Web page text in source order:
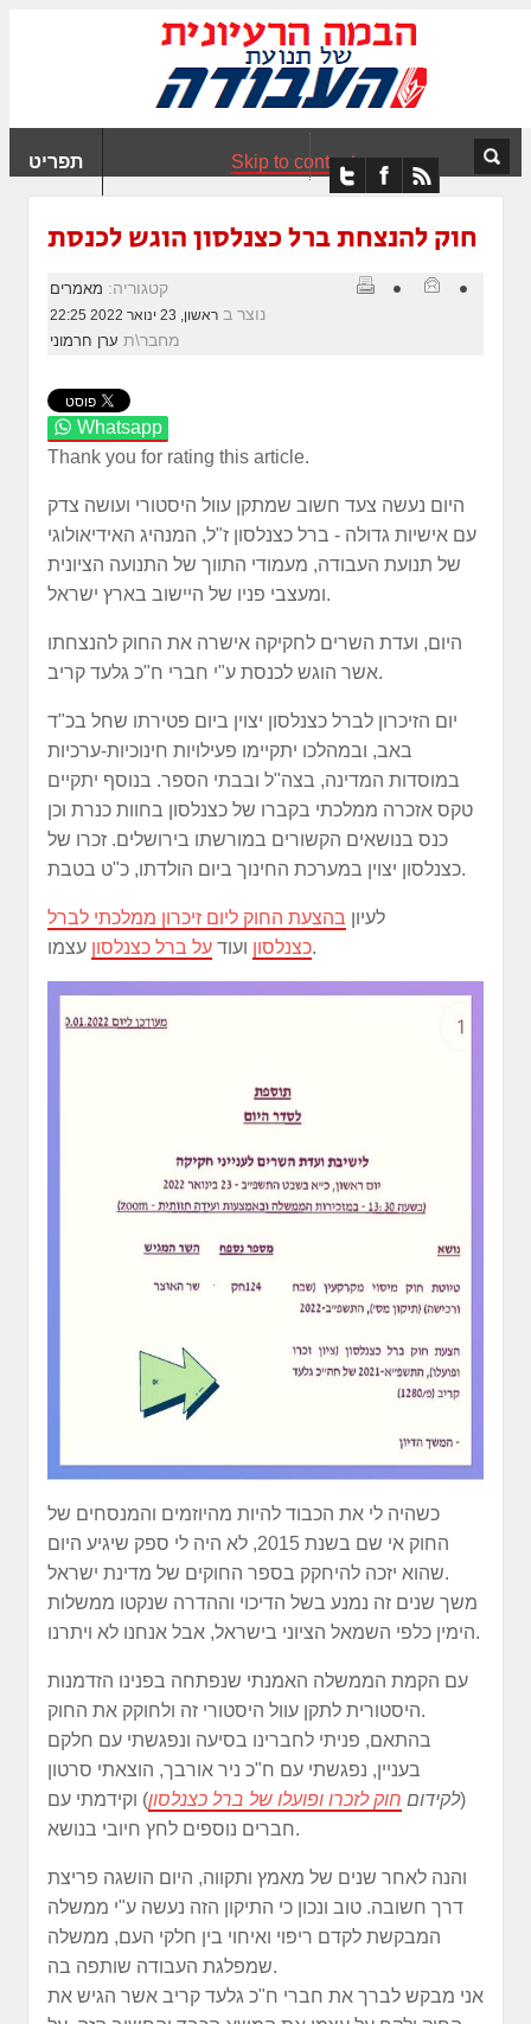
תפריט Skip to content
חוק להנצחת ברל כצנלסון הוגש לכנסת
קטגוריה: מאמרים
נוצר ב ראשון, 23 ינואר 2022 22:25
מחבר\ת ערן חרמוני
Whatsapp
Thank you for rating this article.
היום נעשה צעד חשוב שמתקן עוול היסטורי ועושה צדק
עם אישיות גדולה - ברל כצנלסון ז"ל, המנהיג האידיאולוגי
של תנועת העבודה, מעמודי התווך של התנועה הציונית
ומעצבי פניו של היישוב בארץ ישראל.
היום, ועדת השרים לחקיקה אישרה את החוק להנצחתו
אשר הוגש לכנסת ע"י חברי ח"כ גלעד קריב.
יום הזיכרון לברל כצנלסון יצוין ביום פטירתו שחל בכ"ד
באב, ובמהלכו יתקיימו פעילויות חינוכיות-ערכיות
במוסדות המדינה, בצה"ל ובבתי הספר. בנוסף יתקיים
טקס אזכרה ממלכתי בקברו של כצנלסון בחוות כנרת וכן
כנס בנושאים הקשורים במורשתו בירושלים. זכרו של
כצנלסון יצוין במערכת החינוך ביום הולדתו, כ"ט בטבת.
לעיון בהצעת החוק ליום זיכרון ממלכתי לברל
כצנלסון ועוד על ברל כצנלסון עצמו.
כשהיה לי את הכבוד להיות מהיוזמים והמנסחים של
החוק אי שם בשנת 2015, לא היה לי ספק שיגיע היום
שהוא יזכה להיחקק בספר החוקים של מדינת ישראל.
משך שנים זה נמנע בשל הדיכוי וההדרה שנקטו ממשלות
הימין כלפי השמאל הציוני בישראל, אבל אנחנו לא ויתרנו.
עם הקמת הממשלה האמנתי שנפתחה בפנינו הזדמנות
היסטורית לתקן עוול היסטורי זה ולחוקק את החוק.
בהתאם, פניתי לחברינו בסיעה ונפגשתי עם חלקם
בעניין, נפגשתי עם ח"כ ניר אורבך, הוצאתי סרטון
(לקידום חוק לזכרו ופועלו של ברל כצנלסון) וקידמתי עם
חברים נוספים לחץ חיובי בנושא.
והנה לאחר שנים של מאמץ ותקווה, היום הושגה פריצת
דרך חשובה. טוב ונכון כי התיקון הזה נעשה ע"י ממשלה
המבקשת לקדם ריפוי ואיחוי בין חלקי העם, ממשלה
שמפלגת העבודה שותפה בה.
אני מבקש לברך את חברי ח"כ גלעד קריב אשר הגיש את